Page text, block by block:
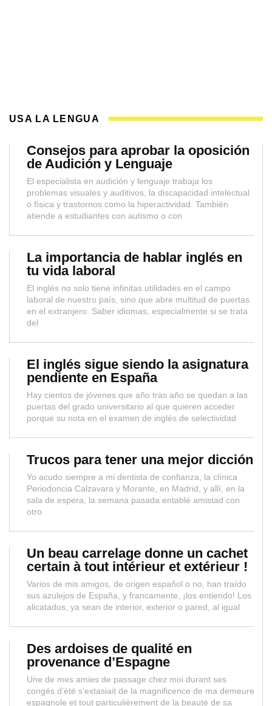
USA LA LENGUA
Consejos para aprobar la oposición
de Audición y Lenguaje
El especialista en audición y lenguaje trabaja los
problemas visuales y auditivos, la discapacidad intelectual
o física y trastornos como la hiperactividad. También
atiende a estudiantes con autismo o con
La importancia de hablar inglés en
tu vida laboral
El inglés no solo tiene infinitas utilidades en el campo
laboral de nuestro país, sino que abre multitud de puertas
en el extranjero. Saber idiomas, especialmente si se trata
del
El inglés sigue siendo la asignatura
pendiente en España
Hay cientos de jóvenes que año tras año se quedan a las
puertas del grado universitario al que quieren acceder
porque su nota en el examen de inglés de selectividad
Trucos para tener una mejor dicción
Yo acudo siempre a mi dentista de confianza, la clínica
Periodoncia Calzavara y Morante, en Madrid, y allí, en la
sala de espera, la semana pasada entablé amistad con
otro
Un beau carrelage donne un cachet
certain à tout intérieur et extérieur !
Varios de mis amigos, de origen español o no, han traído
sus azulejos de España, y francamente, ¡los entiendo! Los
alicatados, ya sean de interior, exterior o pared, al igual
Des ardoises de qualité en
provenance d’Espagne
Une de mes amies de passage chez moi durant ses
congés d’été s’extasiait de la magnificence de ma demeure
espagnole et tout particulièrement de la beauté de sa